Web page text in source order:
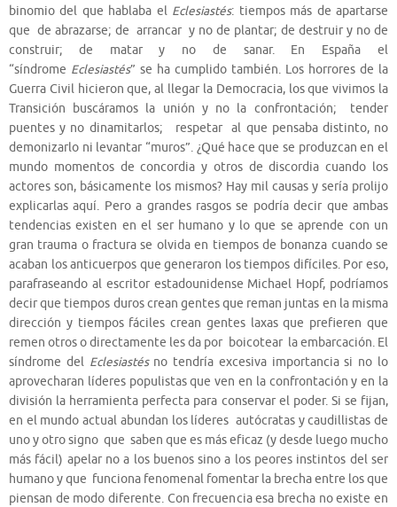
binomio del que hablaba el Eclesiastés: tiempos más de apartarse
que de abrazarse; de arrancar y no de plantar; de destruir y no de
construir; de matar y no de sanar. En España el
“síndrome Eclesiastés” se ha cumplido también. Los horrores de la
Guerra Civil hicieron que, al llegar la Democracia, los que vivimos la
Transición buscáramos la unión y no la confrontación; tender
puentes y no dinamitarlos; respetar al que pensaba distinto, no
demonizarlo ni levantar “muros”. ¿Qué hace que se produzcan en el
mundo momentos de concordia y otros de discordia cuando los
actores son, básicamente los mismos? Hay mil causas y sería prolijo
explicarlas aquí. Pero a grandes rasgos se podría decir que ambas
tendencias existen en el ser humano y lo que se aprende con un
gran trauma o fractura se olvida en tiempos de bonanza cuando se
acaban los anticuerpos que generaron los tiempos difíciles. Por eso,
parafraseando al escritor estadounidense Michael Hopf, podríamos
decir que tiempos duros crean gentes que reman juntas en la misma
dirección y tiempos fáciles crean gentes laxas que prefieren que
remen otros o directamente les da por boicotear la embarcación. El
síndrome del Eclesiastésno tendría excesiva importancia si no lo
aprovecharan líderes populistas que ven en la confrontación y en la
división la herramienta perfecta para conservar el poder. Si se fijan,
en el mundo actual abundan los líderes autócratas y caudillistas de
uno y otro signo que saben que es más eficaz (y desde luego mucho
más fácil) apelar no a los buenos sino a los peores instintos del ser
humano y que funciona fenomenal fomentar la brecha entre los que
piensan de modo diferente. Con frecuencia esa brecha no existe en